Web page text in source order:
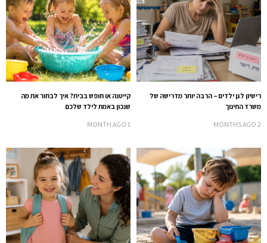
קייטנה או חופש בבית? איך לבחור את מה
שנכון באמת לילד שלכם
1 MONTH AGO
רישיון לגן ילדים – הרבה יותר מדרישה של
משרד החינוך
2 MONTHS AGO